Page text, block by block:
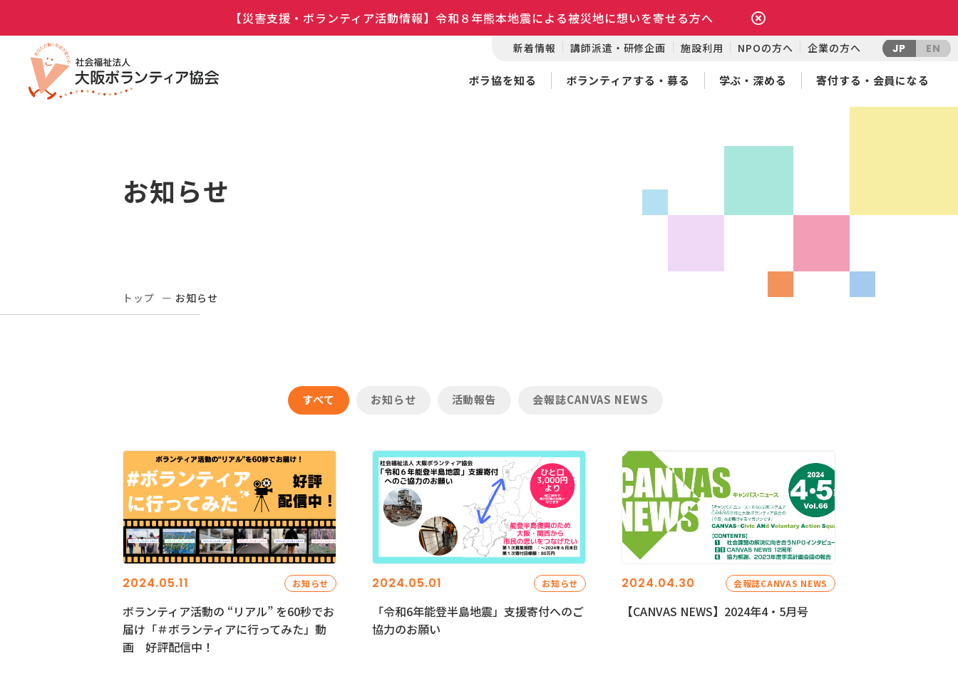
【災害支援・ボランティア活動情報】令和８年熊本地震による被災地に想いを寄せる方へ
新着情報 講師派遣・研修企画 施設利用 NPOの方へ 企業の方へ JP EN
ボラ協を知る ボランティアする・募る 学ぶ・深める 寄付する・会員になる
お知らせ
トップ お知らせ
すべて お知らせ 活動報告 会報誌CANVAS NEWS
2024.05.11 お知らせ
ボランティア活動の “リアル” を60秒でお
届け「＃ボランティアに行ってみた」動
画 好評配信中！
2024.05.01 お知らせ
「令和6年能登半島地震」支援寄付へのご
協力のお願い
2024.04.30 会報誌CANVAS NEWS
【CANVAS NEWS】2024年4・5月号